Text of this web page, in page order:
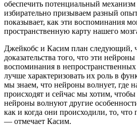
обеспечить потенциальный
избирательно призываем разный
показывает, как эти воспоминания
пространственную карту нашего
Джейкобс и Касим план следующий,
доказательства того, что эти
воспоминания в
лучше характеризовать их роль в
мы знаем, что нейроны волнует, где
происходят и сейчас мы хотим, чтобы
нейроны волнуют другие
как и когда они происходили, то, что
— отмечает Касим.